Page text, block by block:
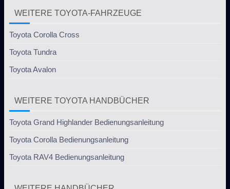
WEITERE TOYOTA-FAHRZEUGE
Toyota Corolla Cross
Toyota Tundra
Toyota Avalon
WEITERE TOYOTA HANDBÜCHER
Toyota Grand Highlander Bedienungsanleitung
Toyota Corolla Bedienungsanleitung
Toyota RAV4 Bedienungsanleitung